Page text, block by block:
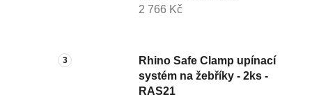
2 766 Kč
Rhino Safe Clamp upínací
systém na žebříky - 2ks -
RAS21